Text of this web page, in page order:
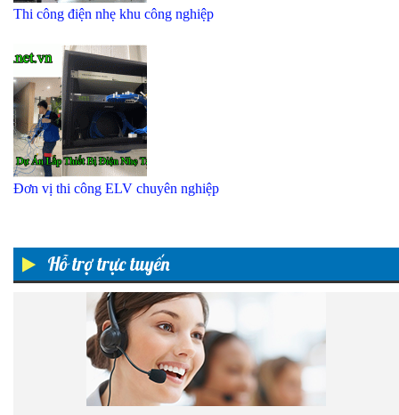
Hỗ trợ trực tuyến
Thi công điện nhẹ khu công nghiệp
Đơn vị thi công ELV chuyên nghiệp